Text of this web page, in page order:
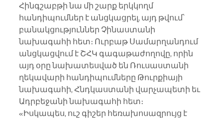
Հինգշաբթի նա մի շարք երկկողմ
հանդիպումներ է անցկացրել, այդ թվում՝
բանակցություններ Չինաստանի
նախագահի հետ։ Ուրբաթ Սամարղանդում
անցկացվում է ՇՀԿ գագաթաժողովը, որին
այդ օրը նախատեսված են Ռուսաստանի
ղեկավարի հանդիպումները Թուրքիայի
նախագահի, Հնդկաստանի վարչապետի եւ
Ադրբեջանի նախագահի հետ։
«Իսկապես, ուշ գիշեր հեռախոսազրույց է